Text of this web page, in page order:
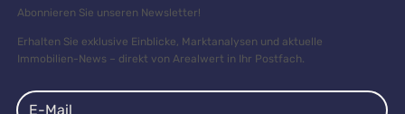
Abonnieren Sie unseren Newsletter!
Erhalten Sie exklusive Einblicke, Marktanalysen und aktuelle
Immobilien-News – direkt von Arealwert in Ihr Postfach.